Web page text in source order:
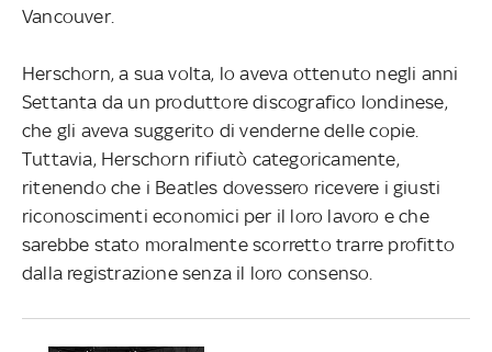
Vancouver.
Herschorn, a sua volta, lo aveva ottenuto negli anni
Settanta da un produttore discografico londinese,
che gli aveva suggerito di venderne delle copie.
Tuttavia, Herschorn rifiutò categoricamente,
ritenendo che i Beatles dovessero ricevere i giusti
riconoscimenti economici per il loro lavoro e che
sarebbe stato moralmente scorretto trarre profitto
dalla registrazione senza il loro consenso.